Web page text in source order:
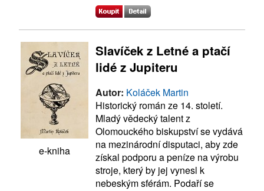
e-kniha
Slavíček z Letné a ptačí
lidé z Jupiteru
Autor: Koláček Martin
Historický román ze 14. století.
Mladý vědecký talent z
Olomouckého biskupství se vydává
na mezinárodní disputaci, aby zde
získal podporu a peníze na výrobu
stroje, který by jej vynesl k
nebeským sférám. Podaří se